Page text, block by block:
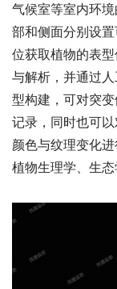
气候室等室内环
部和侧面分别设
位获取植物的表
与解析，并通过
型构建，可对突
记录，同时也可
颜色与纹理变化
植物生理学、生态